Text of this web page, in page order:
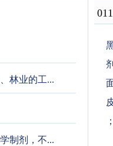
林业的工...
制剂，不...